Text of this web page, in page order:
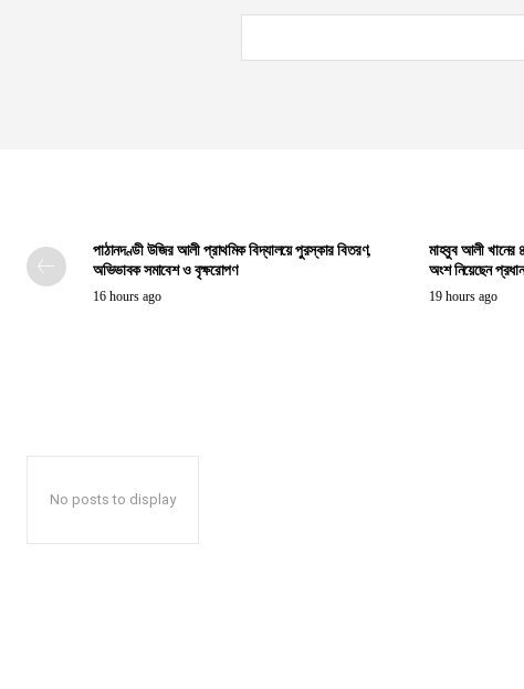
পাঠানদণ্ডী উজির আলী প্রাথমিক বিদ্যালয়ে পুরস্কার বিতরণ,
অভিভাবক সমাবেশ ও বৃক্ষরোপণ
16 hours ago
মাহবুব আলী খানের
অংশ নিয়েছেন
19 hours ago
No posts to display